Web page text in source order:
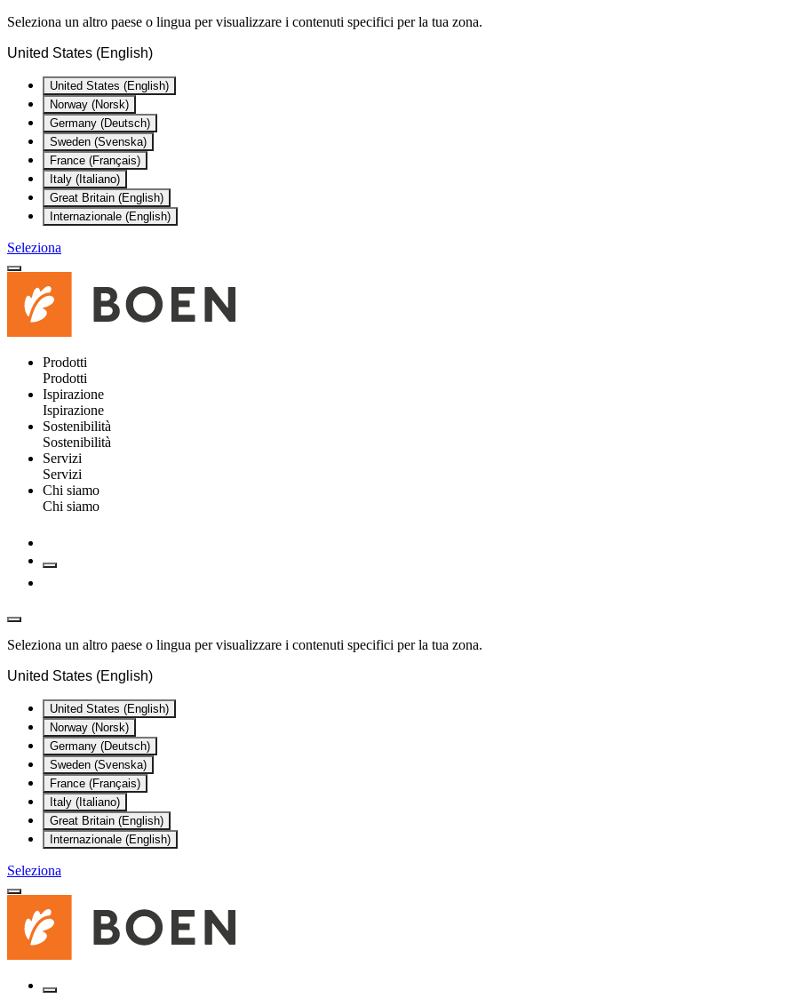
Seleziona un altro paese o lingua per visualizzare i contenuti specifici per la tua zona.
United States (English)
United States (English)
Norway (Norsk)
Germany (Deutsch)
Sweden (Svenska)
France (Français)
Italy (Italiano)
Great Britain (English)
Internazionale (English)
Seleziona
Prodotti
Prodotti
Ispirazione
Ispirazione
Sostenibilità
Sostenibilità
Servizi
Servizi
Chi siamo
Chi siamo
Seleziona un altro paese o lingua per visualizzare i contenuti specifici per la tua zona.
United States (English)
United States (English)
Norway (Norsk)
Germany (Deutsch)
Sweden (Svenska)
France (Français)
Italy (Italiano)
Great Britain (English)
Internazionale (English)
Seleziona